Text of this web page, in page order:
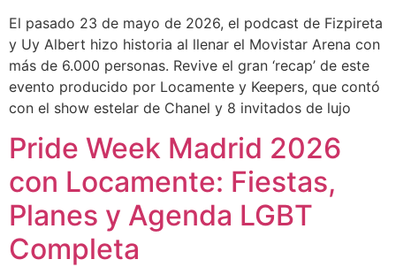
El pasado 23 de mayo de 2026, el podcast de Fizpireta
y Uy Albert hizo historia al llenar el Movistar Arena con
más de 6.000 personas. Revive el gran ‘recap’ de este
evento producido por Locamente y Keepers, que contó
con el show estelar de Chanel y 8 invitados de lujo
Pride Week Madrid 2026
con Locamente: Fiestas,
Planes y Agenda LGBT
Completa